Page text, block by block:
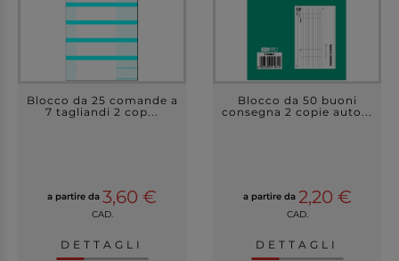
Blocco da 25 comande a
7 tagliandi 2 cop...
a partire da 3,60 €
CAD.
DETTAGLI
Blocco da 50 buoni
consegna 2 copie auto...
a partire da 2,20 €
CAD.
DETTAGLI